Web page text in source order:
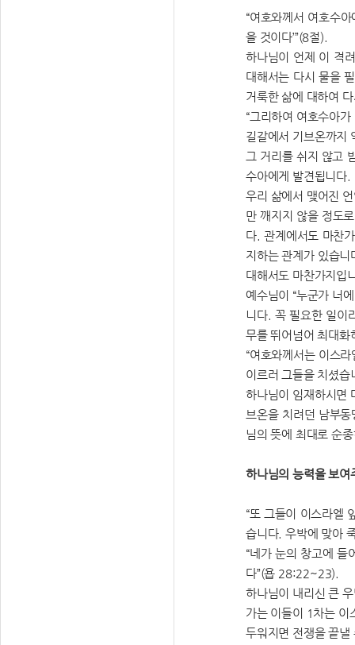
“여호와께서 여호수
을 것이다’”(8절).
하나님이 언제 이 격
대해서는 다시 물을
거룩한 삶에 대하여
“그리하여 여호수아
길갈에서 기브온까지
그 거리를 쉬지 않고
수아에게 발견됩니다.
우리 삶에서 맺어진
만 깨지지 않을 정도
다. 관계에서도 마찬
지하는 관계가 있습
대해서도 마찬가지입
예수님이 “누군가 너
니다. 꼭 필요한 일이
무를 뛰어넘어 최대
“여호와께서는 이스
이르러 그들을 치셨
하나님이 임재하시면
브온을 치려던 남부
님의 뜻에 최대로 순
하나님의 능력을 보여
“또 그들이 이스라엘
습니다. 우박에 맞아
“네가 눈의 창고에
다”(욥 28:22~23).
하나님이 내리신 큰
가는 이들이 1차는 이
두워지면 전쟁을 끝